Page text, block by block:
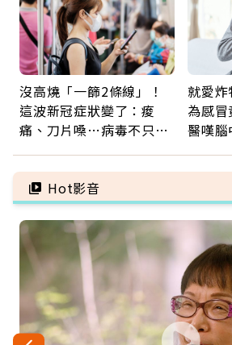
沒高燒「一篩2條線」！
這波新冠症狀變了：痠
痛、刀片嗓…病毒不只攻
管發炎
就愛
為感冒
醫嘆腦
有關
救
Hot影音